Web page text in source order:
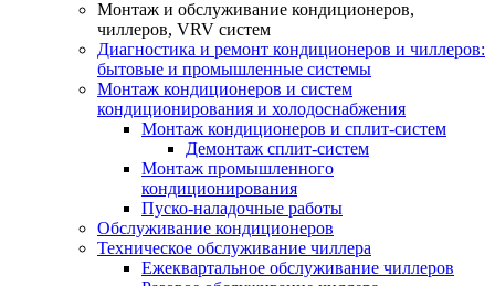
Монтаж и обслуживание кондиционеров,
чиллеров, VRV систем
Диагностика и ремонт кондиционеров и чиллеров:
бытовые и промышленные системы
Монтаж кондиционеров и систем
кондиционирования и холодоснабжения
Монтаж кондиционеров и сплит-систем
Демонтаж сплит-систем
Монтаж промышленного
кондиционирования
Пуско-наладочные работы
Обслуживание кондиционеров
Техническое обслуживание чиллера
Ежеквартальное обслуживание чиллеров